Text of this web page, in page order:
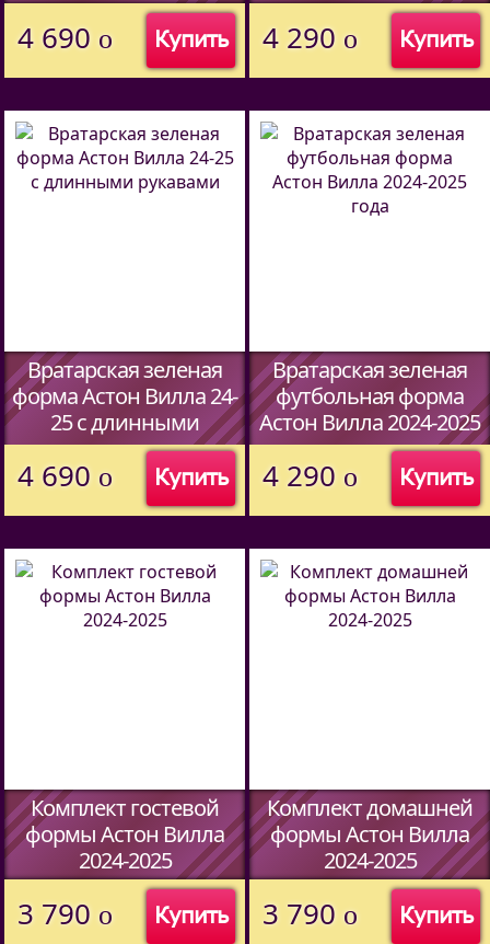
Купить
4 690 o Купить
4 290 o
Вратарская зеленая
форма Астон Вилла 24-
25 c длинными
рукавами
Купить
4 690 o
Вратарская зеленая
футбольная форма
Астон Вилла 2024-2025
года
Купить
4 290 o
Комплект гостевой
формы Астон Вилла
2024-2025
Купить
3 790 o
Комплект домашней
формы Астон Вилла
2024-2025
Купить
3 790 o